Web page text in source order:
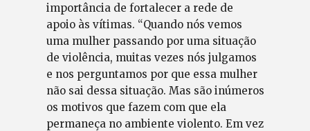
importância de fortalecer a rede de
apoio às vítimas. “Quando nós vemos
uma mulher passando por uma situação
de violência, muitas vezes nós julgamos
e nos perguntamos por que essa mulher
não sai dessa situação. Mas são inúmeros
os motivos que fazem com que ela
permaneça no ambiente violento. Em vez